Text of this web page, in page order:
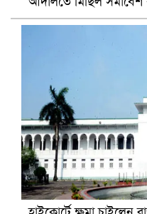
আ.লীগ ও জাপার ৯ নেতা